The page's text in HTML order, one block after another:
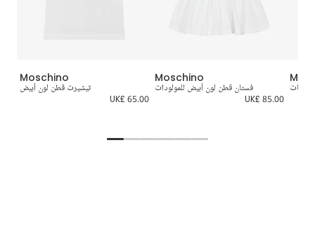
Moschino
تيشيرت قطن لون أبيض
UK£ 65.00
Moschino
فستان قطن لون أبيض للمولودات
UK£ 85.00